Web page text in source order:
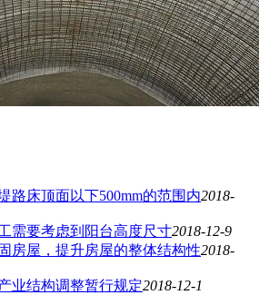
路床顶面以下500mm的范围内2018-
需要考虑到阳台高度尺寸2018-12-9
房屋，提升房屋的整体结构性2018-
业结构调整暂行规定2018-12-1